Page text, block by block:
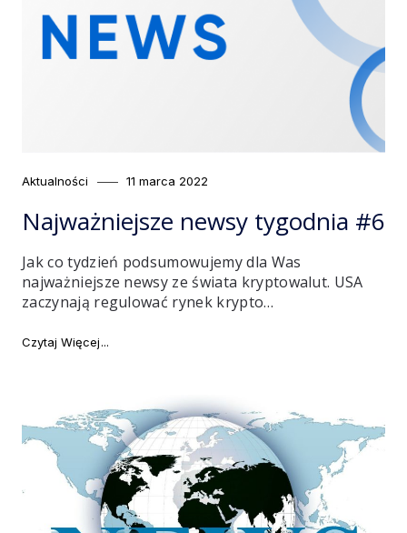
Category
Aktualności
Posted
11 marca 2022
Najważniejsze newsy tygodnia #6
Jak co tydzień podsumowujemy dla Was
najważniejsze newsy ze świata kryptowalut. USA
zaczynają regulować rynek krypto…
Czytaj Więcej